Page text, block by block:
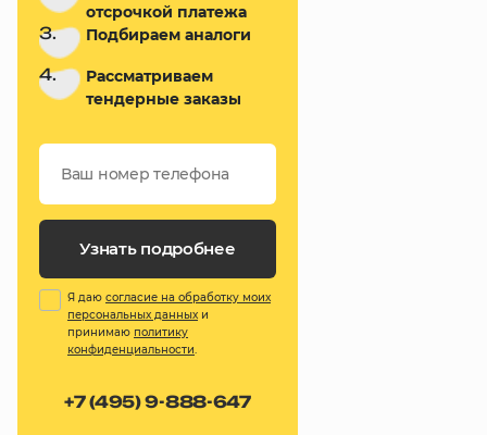
отсрочкой платежа
3. Подбираем аналоги
4.
Рассматриваем
тендерные заказы
Узнать подробнее
Я даю согласие на обработку моих
персональных данных и
принимаю политику
конфиденциальности.
+7 (495) 9-888-647